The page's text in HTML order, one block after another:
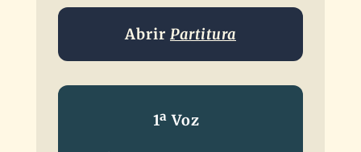
Abrir Partitura
1ª Voz